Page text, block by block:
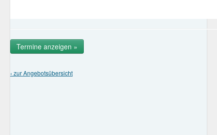
Termine anzeigen »
‹ zur Angebotsübersicht